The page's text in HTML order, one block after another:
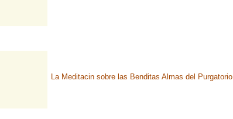
La Meditacin sobre las Benditas Almas del Purgatorio